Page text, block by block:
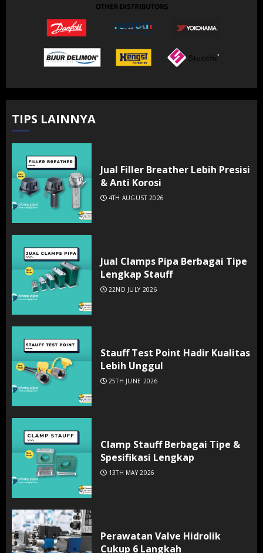
TIPS LAINNYA
Jual Filler Breather Lebih Presisi
& Anti Korosi
4TH AUGUST 2026
Jual Clamps Pipa Berbagai Tipe
Lengkap Stauff
22ND JULY 2026
Stauff Test Point Hadir Kualitas
Lebih Unggul
25TH JUNE 2026
Clamp Stauff Berbagai Tipe &
Spesifikasi Lengkap
13TH MAY 2026
Perawatan Valve Hidrolik
Cukup 6 Langkah